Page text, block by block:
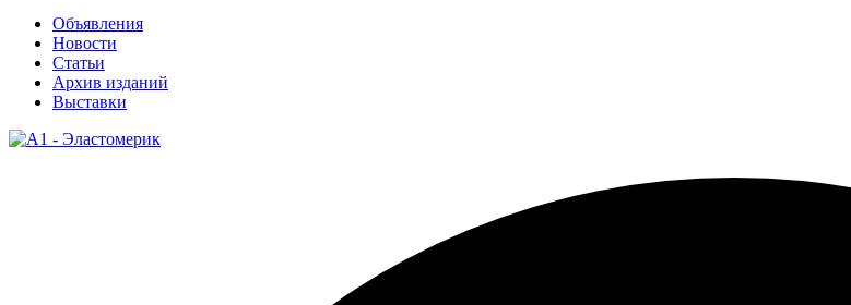
Объявления
Новости
Статьи
Архив изданий
Выставки